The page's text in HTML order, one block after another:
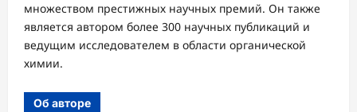
множеством престижных научных премий. Он также
является автором более 300 научных публикаций и
ведущим исследователем в области органической
химии.
Об авторе